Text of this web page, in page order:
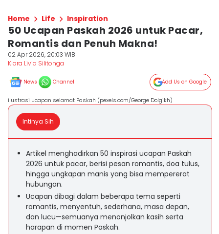
Home Life Inspiration
50 Ucapan Paskah 2026 untuk Pacar,
Romantis dan Penuh Makna!
02 Apr 2026, 20:03 WIB
Klara Livia Silitonga
News Channel Add Us on Google
ilustrasi ucapan selamat Paskah (pexels.com/George Dolgikh)
Intinya Sih
Artikel menghadirkan 50 inspirasi ucapan Paskah
2026 untuk pacar, berisi pesan romantis, doa tulus,
hingga ungkapan manis yang bisa mempererat
hubungan.
Ucapan dibagi dalam beberapa tema seperti
romantis, menyentuh, sederhana, masa depan,
dan lucu—semuanya menonjolkan kasih serta
harapan di momen Paskah.